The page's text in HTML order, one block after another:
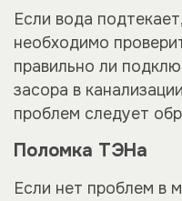
Если вода
необходимо
правильно ли
засора в
проблем следует
Поломка ТЭНа
Если нет проблем в